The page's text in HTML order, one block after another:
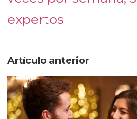
expertos
Artículo anterior